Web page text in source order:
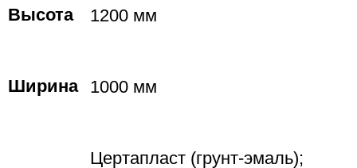
Высота 1200 мм
Ширина 1000 мм
Цертапласт (грунт-эмаль);